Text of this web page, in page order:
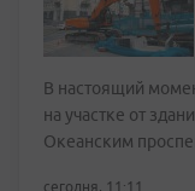
В настоящий
на участке от
Океанским
сегодня, 11:11